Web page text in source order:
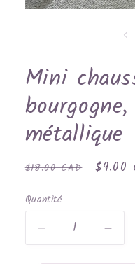
fenêtre
modale
Mini
métallique
Prix
$18.00 CAD
Prix
$9.00
Quantité
Réduire
la
la